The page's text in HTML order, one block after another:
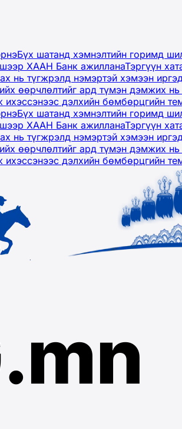
Бүх шатанд хэмнэлтийн горимд
ХААН Банк ажилланаТэргүүн
нь түгжрэлд нэмэртэй хэмээн
өөрчлөлтийг ард түмэн дэмжих нь
дэлхийн бөмбөрцгийн
Бүх шатанд хэмнэлтийн горимд
ХААН Банк ажилланаТэргүүн
нь түгжрэлд нэмэртэй хэмээн
өөрчлөлтийг ард түмэн дэмжих нь
дэлхийн бөмбөрцгийн